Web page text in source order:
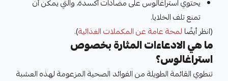
يحتوي استراغالوس على مضادات أكسدة، والتي يمكن أن
تمنع تلف الخلايا.
(انظر أيضًا لمحة عامة عن المكملات الغذائية).
ما هي الادعاءات المثارة بخصوص
استراغالوس؟
تنطوي القائمة الطويلة من الفوائد الصحية المزعومة لهذه العشبة